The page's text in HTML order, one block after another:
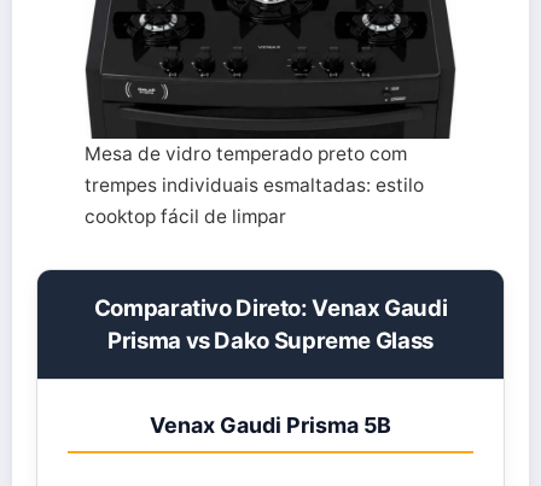
Mesa de vidro temperado preto com
trempes individuais esmaltadas: estilo
cooktop fácil de limpar
Comparativo Direto: Venax Gaudi
Prisma vs Dako Supreme Glass
Venax Gaudi Prisma 5B